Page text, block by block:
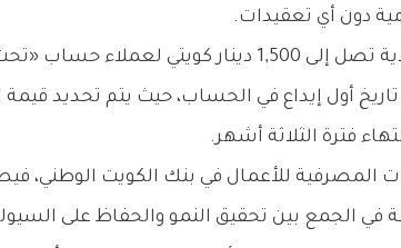
دون أي تعقيدات.
وبمناسبة الإطلاق، يقدم بنك الكويت الوطني جائزة
شهر خلال الـ 90 يومًا الأولى من تاريخ أول إيداع في الحساب،
فترة الثلاثة أشهر.
المصرفية للأعمال في بنك الكويت الوطني،
في الجمع بين تحقيق النمو والحفاظ على